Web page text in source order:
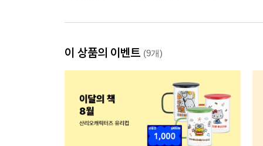
이 상품의 이벤트 (9개)